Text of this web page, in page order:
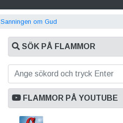
Sanningen om Gud
SÖK PÅ FLAMMOR
FLAMMOR PÅ YOUTUBE